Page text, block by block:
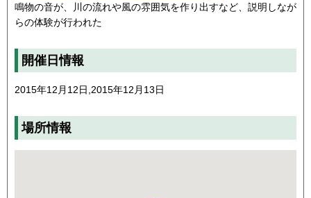
鳴物の音が、川の流れや風の雰囲気を作り出すなど、説明しなが
らの体験が行われた
開催日情報
2015年12月12日,2015年12月13日
場所情報